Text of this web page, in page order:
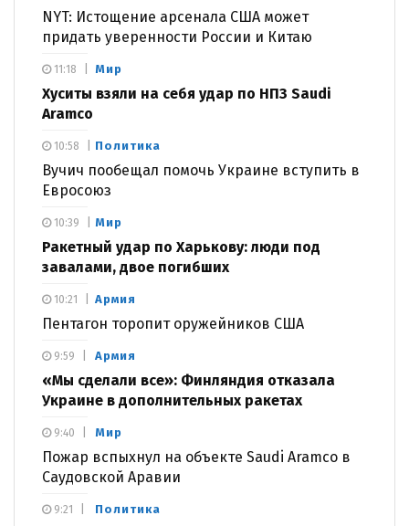
NYT: Истощение арсенала США может
придать уверенности России и Китаю
Мир
Хуситы взяли на себя удар по НПЗ Saudi
Aramco
11:18
Политика
Вучич пообещал помочь Украине вступить в
Евросоюз
10:58
Мир
Ракетный удар по Харькову: люди под
завалами, двое погибших
10:39
Армия
Пентагон торопит оружейников США
10:21
Армия
«Мы сделали все»: Финляндия отказала
Украине в дополнительных ракетах
9:59
Мир
Пожар вспыхнул на объекте Saudi Aramco в
Саудовской Аравии
9:40
Политика
9:21